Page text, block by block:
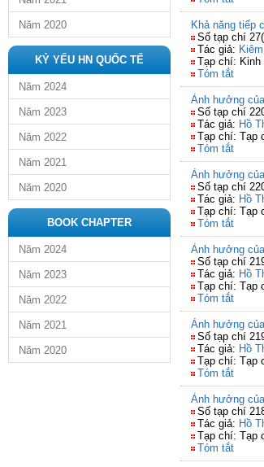
Năm 2020
KỶ YẾU HN QUỐC TẾ
Năm 2024
Năm 2023
Năm 2022
Năm 2021
Năm 2020
BOOK CHAPTER
Năm 2024
Năm 2023
Năm 2022
Năm 2021
Năm 2020
Khả năng tiếp
Số tạp chí
Tác giả:
Tạp chí:
Tóm tắt
Ảnh hưởng
Số tạp chí
Tác giả: Hồ
Tạp chí: Tạp
Tóm tắt
Ảnh hưởng
Số tạp chí
Tác giả: Hồ
Tạp chí: Tạp
Tóm tắt
Ảnh hưởng
Số tạp chí
Tác giả: Hồ
Tạp chí: Tạp
Tóm tắt
Ảnh hưởng
Số tạp chí
Tác giả: Hồ
Tạp chí: Tạp
Tóm tắt
Ảnh hưởng
Số tạp chí
Tác giả: Hồ
Tạp chí: Tạp
Tóm tắt